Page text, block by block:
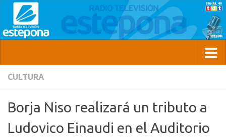
CULTURA
Borja Niso realizará un tributo a
Ludovico Einaudi en el Auditorio